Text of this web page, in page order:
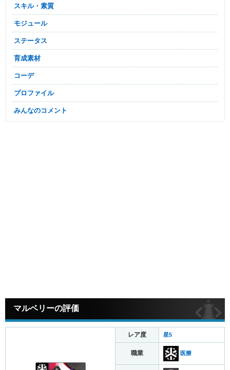
スキル・素質
モジュール
ステータス
育成素材
コーデ
プロファイル
みんなのコメント
マルベリーの評価
レア度 星5
職業 医療